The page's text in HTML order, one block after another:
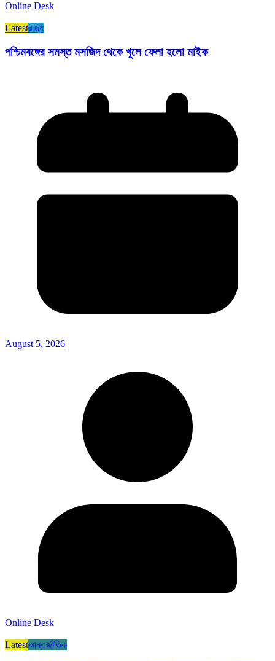
Online Desk
Latestরাজ্য​
পশ্চিমবঙ্গের সমস্ত মসজিদ থেকে খুলে ফেলা হলো মাইক
August 5, 2026
Online Desk
Latestআন্তর্জাতিক